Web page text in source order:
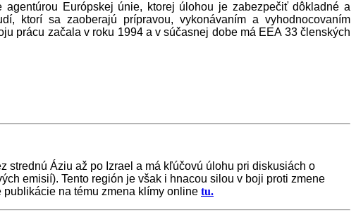
agentúrou Európskej únie, ktorej úlohou je zabezpečiť dôkladné a
ktorí sa zaoberajú prípravou, vykonávaním a vyhodnocovaním
prácu začala v roku 1994 a v súčasnej dobe má EEA 33 členských
strednú Áziu až po Izrael a má kľúčovú úlohu pri diskusiách o
emisií). Tento región je však i hnacou silou v boji proti zmene
na tému zmena klímy online tu.